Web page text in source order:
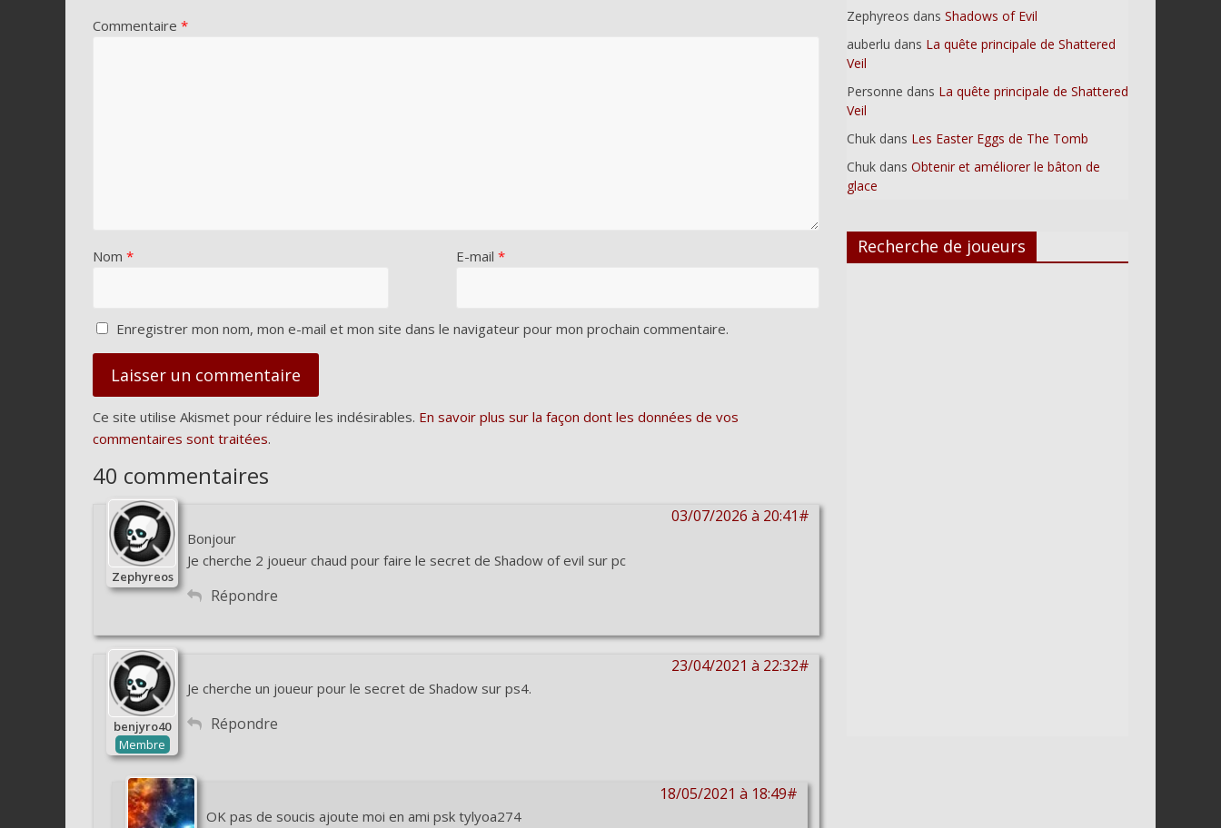
Commentaire *
Nom * E-mail *
Enregistrer mon nom, mon e-mail et mon site dans le navigateur pour mon prochain commentaire.
Ce site utilise Akismet pour réduire les indésirables. En savoir plus sur la façon dont les données de vos
commentaires sont traitées.
40 commentaires
03/07/2026 à 20:41#
Zephyreos
Bonjour
Je cherche 2 joueur chaud pour faire le secret de Shadow of evil sur pc
Répondre
23/04/2021 à 22:32#
benjyro40
Membre
Je cherche un joueur pour le secret de Shadow sur ps4.
Répondre
18/05/2021 à 18:49#
OK pas de soucis ajoute moi en ami psk tylyoa274
Zephyreos dans Shadows of Evil
auberlu dans La quête principale de Shattered
Veil
Personne dans La quête principale de Shattered
Veil
Chuk dans Les Easter Eggs de The Tomb
Chuk dans Obtenir et améliorer le bâton de
glace
Recherche de joueurs